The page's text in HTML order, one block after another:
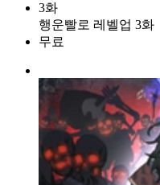
3화
행운빨로 레벨업 3화
무료